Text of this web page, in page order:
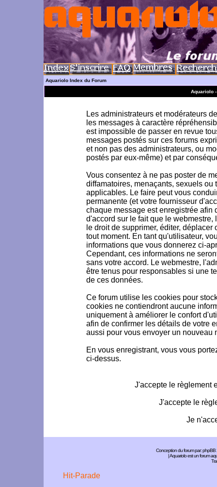
Aquariolo Index du Forum
Aquariolo
Les administrateurs et modérateurs
les messages à caractère
est impossible de passer en revue
messages postés sur ces forums
et non pas des administrateurs, ou
postés par eux-même) et par
Vous consentez à ne pas poster de
diffamatoires, menaçants, sexuels
applicables. Le faire peut vous
permanente (et votre fournisseur
chaque message est enregistrée afin
d'accord sur le fait que le
le droit de supprimer, éditer,
tout moment. En tant qu'utilisateur,
informations que vous donnerez ci-
Cependant, ces informations ne
sans votre accord. Le webmestre,
être tenus pour responsables si une
de ces données.
Ce forum utilise les cookies pour
cookies ne contiendront aucune
uniquement à améliorer le confort
afin de confirmer les détails de votre
aussi pour vous envoyer un nouveau
En vous enregistrant, vous vous
ci-dessus.
J'accepte le règlement
J'accepte le
Je
Conception du forum par:phpBB
| Aquariolo est un forum